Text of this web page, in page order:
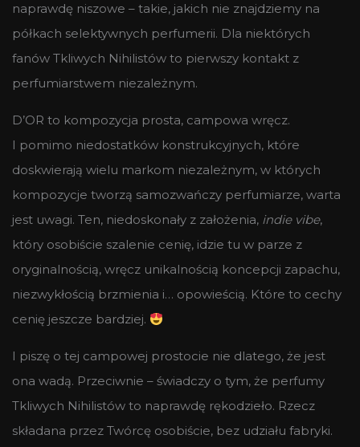
naprawdę niszowe – takie, jakich nie znajdziemy na
półkach selektywnych perfumerii. Dla niektórych
fanów Tkliwych Nihilistów to pierwszy kontakt z
perfumiarstwem niezależnym.
D’OR to kompozycja prosta, campowa wręcz.
I pomimo niedostatków konstrukcyjnych, które
doskwierają wielu markom niezależnym, w których
kompozycje tworzą samozwańczy perfumiarze, warta
jest uwagi. Ten, niedoskonały z założenia, indie vibe,
który osobiście szalenie cenię, idzie tu w parze z
oryginalnością, wręcz unikalnością koncepcji zapachu,
niezwykłością brzmienia i… opowieścią. Które to cechy
cenię jeszcze bardziej.
I piszę o tej campowej prostocie nie dlatego, że jest
ona wadą. Przeciwnie – świadczy o tym, że perfumy
Tkliwych Nihilistów to naprawdę rękodzieło. Rzecz
składana przez Twórcę osobiście, bez udziału fabryki.